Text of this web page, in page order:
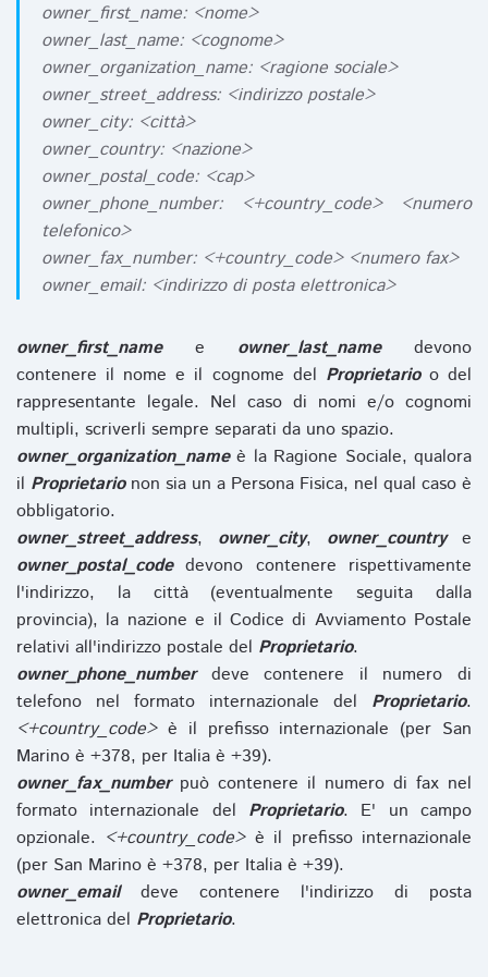
owner_first_name: <nome>
owner_last_name: <cognome>
owner_organization_name: <ragione sociale>
owner_street_address: <indirizzo postale>
owner_city: <città>
owner_country: <nazione>
owner_postal_code: <cap>
owner_phone_number: <+country_code> <numero
telefonico>
owner_fax_number: <+country_code> <numero fax>
owner_email: <indirizzo di posta elettronica>
owner_first_namee owner_last_namedevono
contenere il nome e il cognome del Proprietarioo del
rappresentante legale. Nel caso di nomi e/o cognomi
multipli, scriverli sempre separati da uno spazio.
owner_organization_nameè la Ragione Sociale, qualora
il Proprietarionon sia un a Persona Fisica, nel qual caso è
obbligatorio.
owner_street_address, owner_city, owner_countrye
owner_postal_codedevono contenere rispettivamente
l'indirizzo, la città (eventualmente seguita dalla
provincia), la nazione e il Codice di Avviamento Postale
relativi all'indirizzo postale del Proprietario.
owner_phone_numberdeve contenere il numero di
telefono nel formato internazionale del Proprietario.
<+country_code>è il prefisso internazionale (per San
Marino è +378, per Italia è +39).
owner_fax_numberpuò contenere il numero di fax nel
formato internazionale del Proprietario. E' un campo
opzionale. <+country_code>è il prefisso internazionale
(per San Marino è +378, per Italia è +39).
owner_emaildeve contenere l'indirizzo di posta
elettronica del Proprietario.